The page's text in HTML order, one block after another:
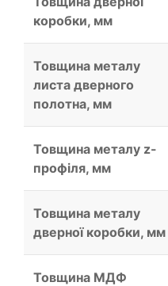
коробки, мм
Товщина металу
листа дверного
полотна, мм
Товщина металу z-
профіля, мм
Товщина металу
дверної коробки, мм
Товщина МДФ